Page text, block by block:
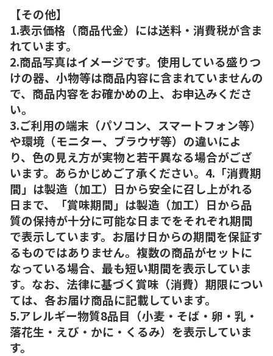
【その他】
1.表示価格（商品代金）には送料・消費税が含ま
れています。
2.商品写真はイメージです。使用している盛りつ
けの器、小物等は商品内容に含まれていませんの
で、商品内容をお確かめの上、お申込みくださ
い。
3.ご利用の端末（パソコン、スマートフォン等）
や環境（モニター、ブラウザ等）の違いによ
り、色の見え方が実物と若干異なる場合がござ
います。あらかじめご了承ください。4.「消費期
間」は製造（加工）日から安全に召し上がれる
日まで、「賞味期間」は製造（加工）日から品
質の保持が十分に可能な日までをそれぞれ期間
で表示しています。お届け日からの期間を保証す
るものではありません。複数の商品がセットに
なっている場合、最も短い期間を表示していま
す。なお、法律に基づく賞味（消費）期限につい
ては、各お届け商品に記載しています。
5.アレルギー物質8品目（小麦・そば・卵・乳・
落花生・えび・かに・くるみ）を表示していま
す。